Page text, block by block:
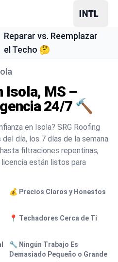
Reparar vs. Reemplazar
el Techo 🤔
Isola, MS –
24/7 🔨
en Isola? SRG Roofing
día, los 7 días de la semana.
filtraciones repentinas,
están listos para
💰 Precios Claros y Honestos
📍 Techadores Cerca de Ti
🔧 Ningún Trabajo Es
Demasiado Pequeño o Grande